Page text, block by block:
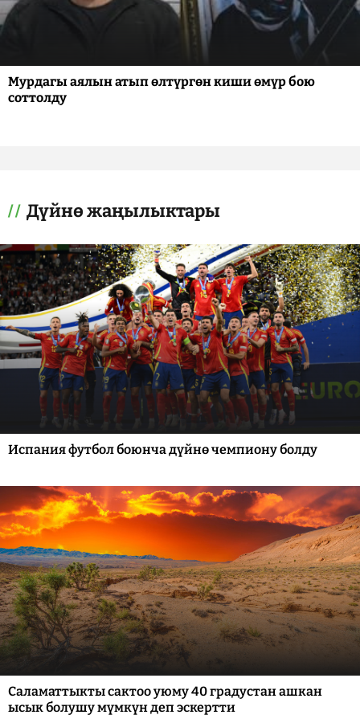
Мурдагы аялын атып өлтүргөн киши өмүр бою
соттолду
Дүйнө жаңылыктары
Испания футбол боюнча дүйнө чемпиону болду
Саламаттыкты сактоо уюму 40 градустан ашкан
ысык болушу мүмкүн деп эскертти